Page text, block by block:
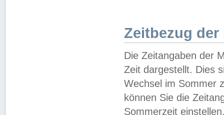
Zeitbezug der
Die Zeitangaben der
Zeit dargestellt. Dies
Wechsel im Sommer
können Sie die
Sommerzeit